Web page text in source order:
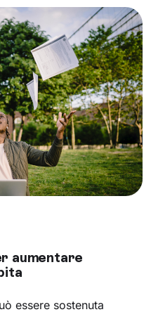
aumentare
essere sostenuta